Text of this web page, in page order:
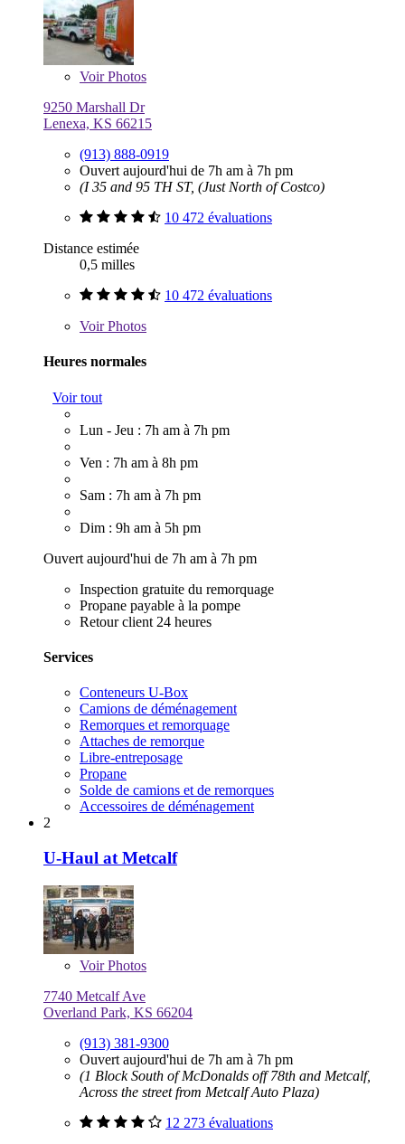
VoirPhotos
9250 Marshall Dr
Lenexa, KS 66215
(913) 888-0919
Ouvert aujourd'hui de 7h am à 7h pm
(I 35 and 95 TH ST, (Just North of Costco)
10 472 évaluations
Distance estimée
0,5 milles
10 472 évaluations
VoirPhotos
Heures normales
Voir tout
Lun - Jeu : 7h am à 7h pm
Ven : 7h am à 8h pm
Sam : 7h am à 7h pm
Dim : 9h am à 5h pm
Ouvert aujourd'hui de 7h am à 7h pm
Inspection gratuite du remorquage
Propane payable à la pompe
Retour client 24 heures
Services
Conteneurs U-Box
Camions de déménagement
Remorques et remorquage
Attaches de remorque
Libre-entreposage
Propane
Solde de camions et de remorques
Accessoires de déménagement
2
U-Haul at Metcalf
VoirPhotos
7740 Metcalf Ave
Overland Park, KS 66204
(913) 381-9300
Ouvert aujourd'hui de 7h am à 7h pm
(1 Block South of McDonalds off 78th and Metcalf,
Across the street from Metcalf Auto Plaza)
12 273 évaluations